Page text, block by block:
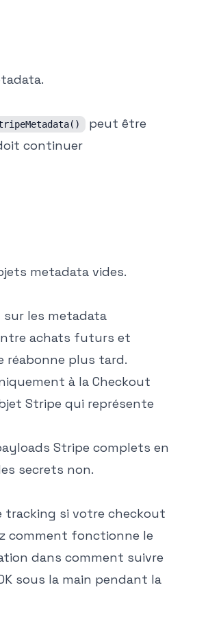
peut être
continuer
metadata vides.
les metadata
achats futurs et
réabonne plus tard.
à la Checkout
Stripe qui représente
Stripe complets en
secrets non.
tracking si votre checkout
comment fonctionne le
dans comment suivre
sous la main pendant la